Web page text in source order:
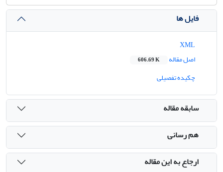
فایل ها
اصل مقاله
606.69 K
چکیده تفصیلی
سابقه مقاله
هم رسانی
ارجاع به این مقاله